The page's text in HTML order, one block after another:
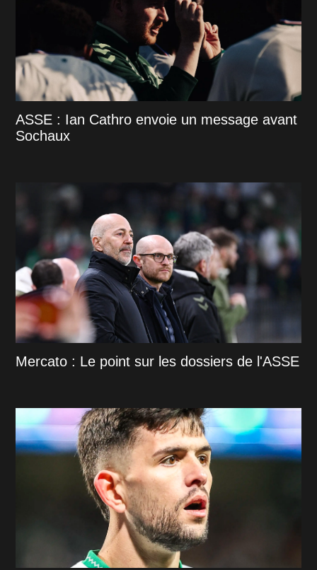
ASSE : Ian Cathro envoie un message avant
Sochaux
Mercato : Le point sur les dossiers de l'ASSE